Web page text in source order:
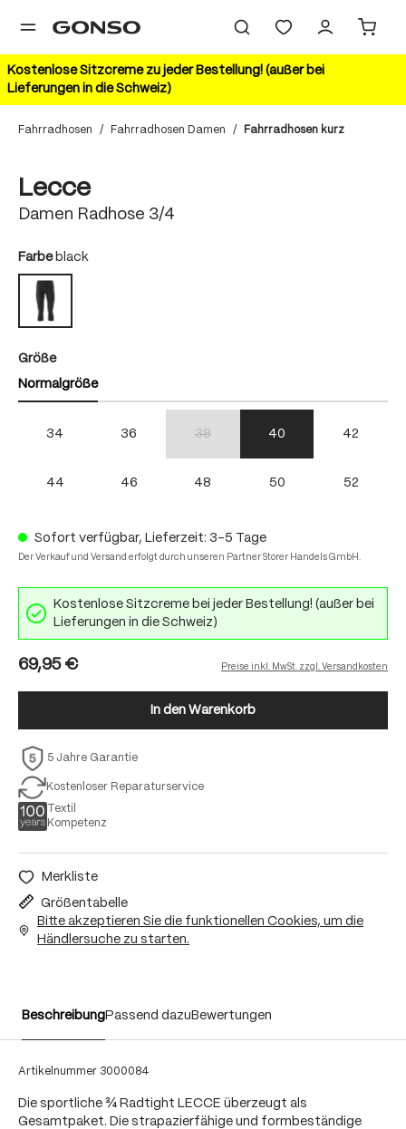
springen
Kostenlose Sitzcreme zu jeder Bestellung! (außer bei
Lieferungen in die Schweiz)
Fahrradhosen / Fahrradhosen Damen / Fahrradhosen kurz
Lecce
Damen Radhose 3/4
Farbeauswählen
black
black
Größeauswählen
Normalgröße
34 36 38 40 42
44 46 48 50 52
Sofort verfügbar, Lieferzeit: 3-5 Tage
Der Verkauf und Versand erfolgt durch unseren Partner Storer Handels GmbH.
Kostenlose Sitzcreme bei jeder Bestellung! (außer bei
Lieferungen in die Schweiz)
69,95 € Preise inkl. MwSt. zzgl. Versandkosten
In den Warenkorb
5 Jahre Garantie
Kostenloser Reparaturservice
Textil
Kompetenz
Merkliste
Größentabelle
Bitte akzeptieren Sie die funktionellen Cookies, um die
Händlersuche zu starten.
BeschreibungPassend dazu Bewertungen
Artikelnummer 3000084
Die sportliche ¾ Radtight LECCE überzeugt als
Gesamtpaket. Die strapazierfähige und formbeständige